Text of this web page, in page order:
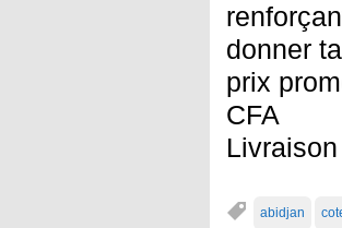
donner
prix
CFA
abidjan